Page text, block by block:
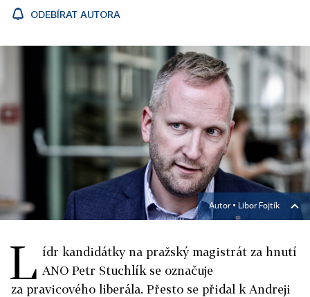
ODEBÍRAT AUTORA
Autor ▪ Libor Fojtík
L ídr kandidátky na pražský magistrát za hnutí
ANO Petr Stuchlík se označuje
za pravicového liberála. Přesto se přidal k Andreji